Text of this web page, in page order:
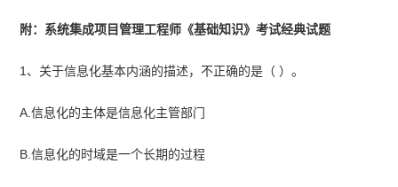
附：系统集成项目管理工程师《基础知识》考试经典试题
1、关于信息化基本内涵的描述，不正确的是（ ）。
A.信息化的主体是信息化主管部门
B.信息化的时域是一个长期的过程